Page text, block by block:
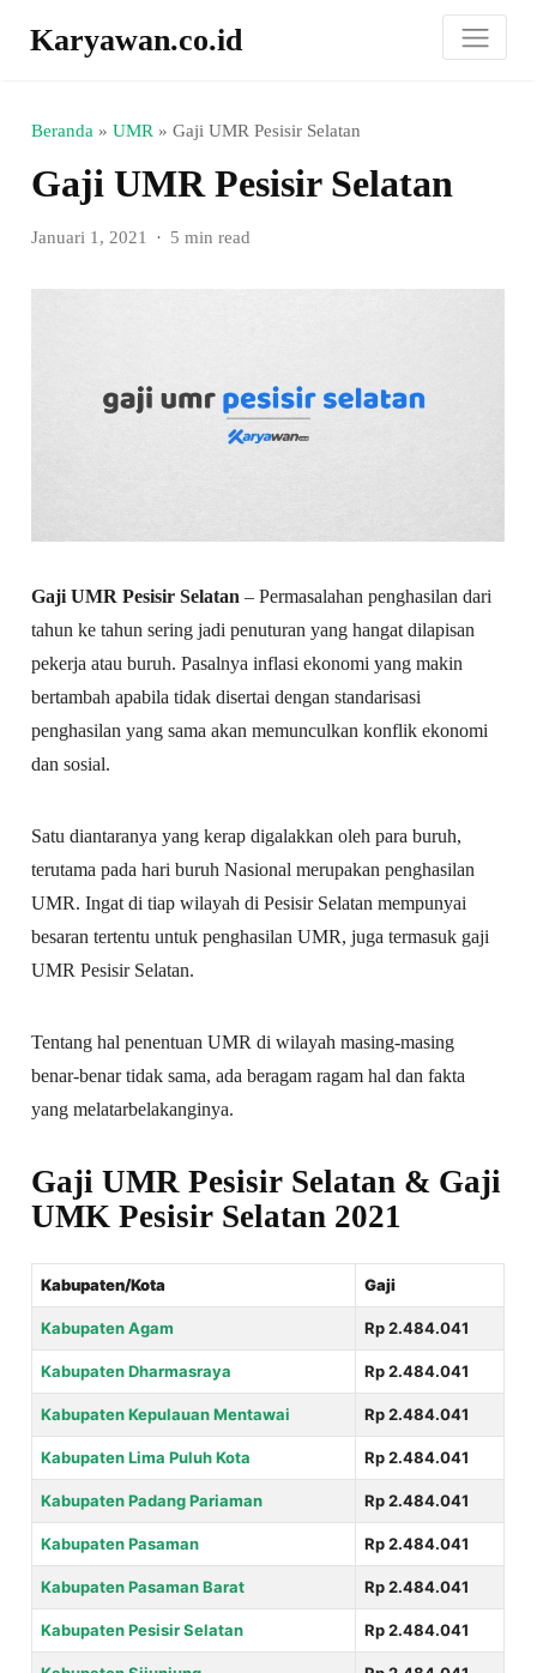
Karyawan.co.id
Beranda »UMR »Gaji UMR Pesisir Selatan
Gaji UMR Pesisir Selatan
Januari 1, 2021 5 min read
Gaji UMR Pesisir Selatan – Permasalahan penghasilan dari
tahun ke tahun sering jadi penuturan yang hangat dilapisan
pekerja atau buruh. Pasalnya inflasi ekonomi yang makin
bertambah apabila tidak disertai dengan standarisasi
penghasilan yang sama akan memunculkan konflik ekonomi
dan sosial.
Satu diantaranya yang kerap digalakkan oleh para buruh,
terutama pada hari buruh Nasional merupakan penghasilan
UMR. Ingat di tiap wilayah di Pesisir Selatan mempunyai
besaran tertentu untuk penghasilan UMR, juga termasuk gaji
UMR Pesisir Selatan.
Tentang hal penentuan UMR di wilayah masing-masing
benar-benar tidak sama, ada beragam ragam hal dan fakta
yang melatarbelakanginya.
Gaji UMR Pesisir Selatan & Gaji
UMK Pesisir Selatan 2021
Kabupaten/Kota Gaji
Kabupaten Agam Rp 2.484.041
Kabupaten Dharmasraya Rp 2.484.041
Kabupaten Kepulauan Mentawai Rp 2.484.041
Kabupaten Lima Puluh Kota Rp 2.484.041
Kabupaten Padang Pariaman Rp 2.484.041
Kabupaten Pasaman Rp 2.484.041
Kabupaten Pasaman Barat Rp 2.484.041
Kabupaten Pesisir Selatan Rp 2.484.041